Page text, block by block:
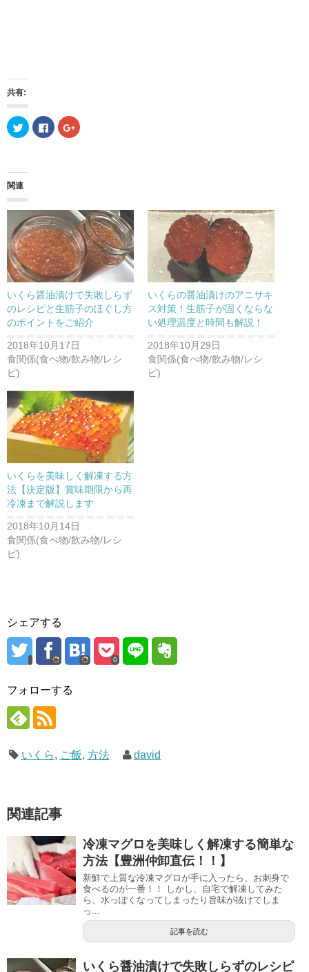
共有:
ク
リ
T
t
t
e
r
で
共
有
(
新
し
い
ウ
ィ
ン
ド
ウ
開
き
ま
す
F
a
有
す
る
に
は
ク
リ
ッ
ク
し
て
く
だ
さ
い
新
し
い
ウ
ド
ウ
で
開
き
ま
す
)
ク
リ
l
e
+
で
共
有
(
新
し
い
ウ
ィ
ン
ド
ウ
開
き
ま
す
関連
いくら醤油漬けで失敗しらず
のレシピと生筋子のほぐし方
のポイントをご紹介
2018年10月17日
食関係(食べ物/飲み物/レシ
ピ)
いくらの醤油漬けのアニサキ
ス対策！生筋子が固くならな
い処理温度と時間も解説！
2018年10月29日
食関係(食べ物/飲み物/レシ
ピ)
いくらを美味しく解凍する方
法【決定版】賞味期限から再
冷凍まで解説します
2018年10月14日
食関係(食べ物/飲み物/レシ
ピ)
シェアする
0
フォローする
いくら, ご飯, 方法 david
関連記事
冷凍マグロを美味しく解凍する簡単な
方法【豊洲仲卸直伝！！】
新鮮で上質な冷凍マグロが手に入ったら、お刺身で
食べるのが一番！！ しかし、自宅で解凍してみた
ら、水っぽくなってしまったり旨味が抜けてしま
っ...
記事を読む
いくら醤油漬けで失敗しらずのレシピ